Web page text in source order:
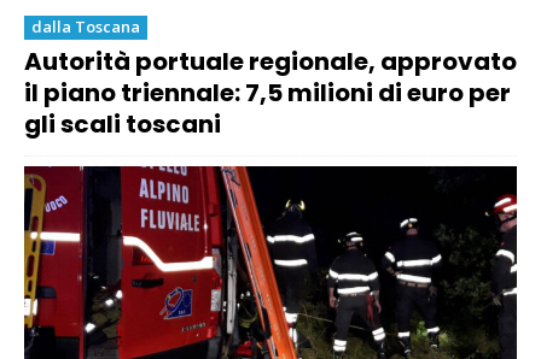
dalla Toscana
Autorità portuale regionale, approvato
il piano triennale: 7,5 milioni di euro per
gli scali toscani